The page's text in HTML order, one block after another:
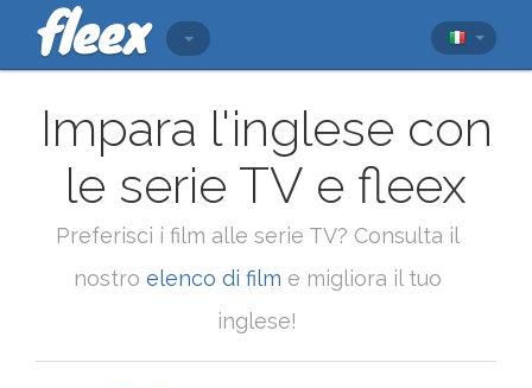
Impara l'inglese con
le serie TV e fleex
Preferisci i film alle serie TV? Consulta il
nostro elenco di film e migliora il tuo
inglese!